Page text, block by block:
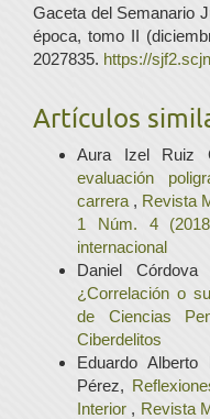
Gaceta del Semanario
época, tomo II
2027835. https://
Artículos
Aura Izel Ruiz
evaluación
carrera , Revista
1 Núm. 4
internacional
Daniel Córdova
¿Correlación o
de Ciencias
Ciberdelitos
Eduardo
Pérez,
Interior , Revista